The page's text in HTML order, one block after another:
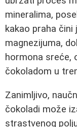
mineralima,
kakao praha
magnezijuma,
hormona sreće,
čokoladom u
Zanimljivo,
čokoladi može
strastvenog